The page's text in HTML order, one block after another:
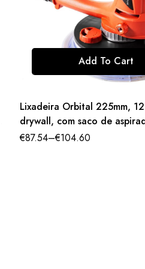
Add To Cart
Lixadeira Orbital 225mm,
drywall, com saco de
óculos de segurança.
€87.54–€104.60